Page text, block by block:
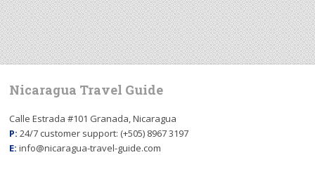
Nicaragua Travel Guide
Calle Estrada #101 Granada, Nicaragua
P: 24/7 customer support: (+505) 8967 3197
E: info@nicaragua-travel-guide.com